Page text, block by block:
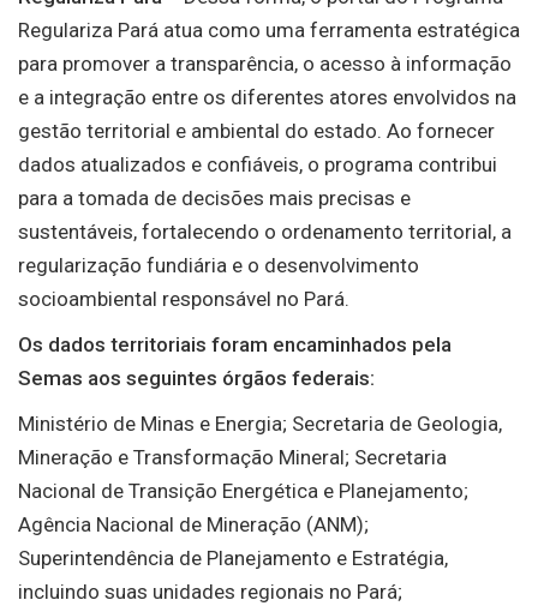
Regulariza Pará atua como uma ferramenta estratégica
para promover a transparência, o acesso à informação
e a integração entre os diferentes atores envolvidos na
gestão territorial e ambiental do estado. Ao fornecer
dados atualizados e confiáveis, o programa contribui
para a tomada de decisões mais precisas e
sustentáveis, fortalecendo o ordenamento territorial, a
regularização fundiária e o desenvolvimento
socioambiental responsável no Pará.
Os dados territoriais foram encaminhados pela
Semas aos seguintes órgãos federais:
Ministério de Minas e Energia; Secretaria de Geologia,
Mineração e Transformação Mineral; Secretaria
Nacional de Transição Energética e Planejamento;
Agência Nacional de Mineração (ANM);
Superintendência de Planejamento e Estratégia,
incluindo suas unidades regionais no Pará;